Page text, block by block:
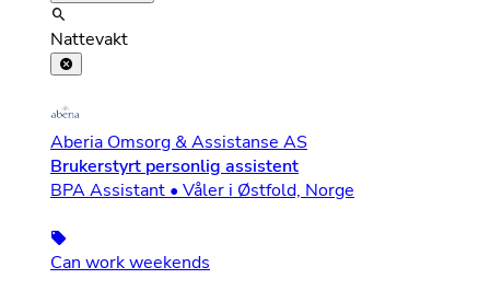
Nattevakt
Aberia Omsorg & Assistanse AS
Brukerstyrt personlig assistent
BPA Assistant • Våler i Østfold, Norge
Can work weekends